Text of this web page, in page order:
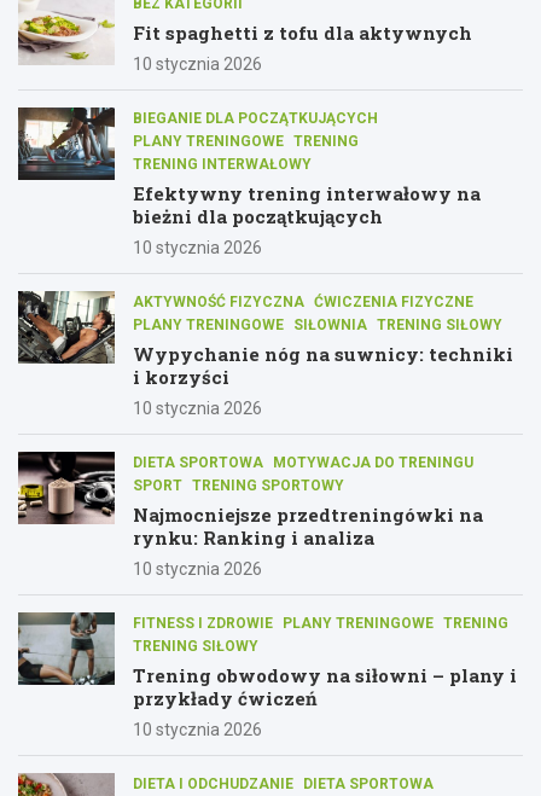
Fit spaghetti z tofu dla aktywnych
10 stycznia 2026
BIEGANIE DLA POCZĄTKUJĄCYCH
PLANY TRENINGOWE TRENING
TRENING INTERWAŁOWY
Efektywny trening interwałowy na
bieżni dla początkujących
10 stycznia 2026
AKTYWNOŚĆ FIZYCZNA ĆWICZENIA FIZYCZNE
PLANY TRENINGOWE
SIŁOWNIA TRENING SIŁOWY
Wypychanie nóg na suwnicy: techniki
i korzyści
10 stycznia 2026
DIETA SPORTOWA
MOTYWACJA DO TRENINGU
SPORT TRENING SPORTOWY
Najmocniejsze przedtreningówki na
rynku: Ranking i analiza
10 stycznia 2026
FITNESS I ZDROWIE PLANY TRENINGOWE TRENING
TRENING SIŁOWY
Trening obwodowy na siłowni – plany i
przykłady ćwiczeń
10 stycznia 2026
DIETA I ODCHUDZANIE
DIETA SPORTOWA